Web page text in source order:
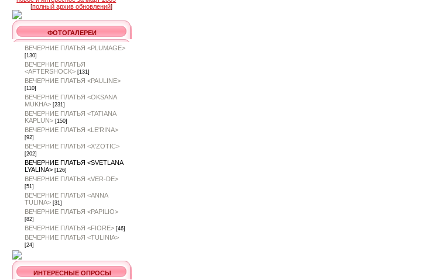
[полный архив обновлений]
ФОТОГАЛЕРЕИ
ВЕЧЕРНИЕ ПЛАТЬЯ <PLUMAGE>
[130]
ВЕЧЕРНИЕ ПЛАТЬЯ
<AFTERSHOCK> [131]
ВЕЧЕРНИЕ ПЛАТЬЯ <PAULINE>
[110]
ВЕЧЕРНИЕ ПЛАТЬЯ <OKSANA
MUKHA> [231]
ВЕЧЕРНИЕ ПЛАТЬЯ <TATIANA
KAPLUN> [150]
ВЕЧЕРНИЕ ПЛАТЬЯ <LE'RINA>
[92]
ВЕЧЕРНИЕ ПЛАТЬЯ <X'ZOTIC>
[202]
ВЕЧЕРНИЕ ПЛАТЬЯ <SVETLANA
LYALINA> [126]
ВЕЧЕРНИЕ ПЛАТЬЯ <VER-DE>
[51]
ВЕЧЕРНИЕ ПЛАТЬЯ <ANNA
TULINA> [31]
ВЕЧЕРНИЕ ПЛАТЬЯ <PAPILIO>
[82]
ВЕЧЕРНИЕ ПЛАТЬЯ <FIORE> [46]
ВЕЧЕРНИЕ ПЛАТЬЯ <TULINIA>
[24]
ИНТЕРЕСНЫЕ ОПРОСЫ